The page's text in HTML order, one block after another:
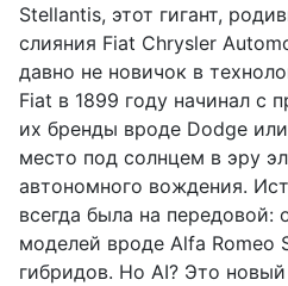
Stellantis, этот гигант,
слияния Fiat Chrysler
давно не новичок в
Fiat в 1899 году начинал с
их бренды вроде Dodge
место под солнцем в эру
автономного вождения.
всегда была на передовой:
моделей вроде Alfa Romeo
гибридов. Но AI? Это